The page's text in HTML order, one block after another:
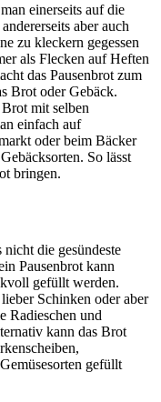
einerseits auf die
aber auch
zu kleckern gegessen
als Flecken auf Heften
das Pausenbrot zum
Brot oder Gebäck.
mit selben
einfach auf
oder beim Bäcker
So lässt
bringen.
die gesündeste
Pausenbrot kann
gefüllt werden.
Schinken oder aber
Radieschen und
kann das Brot
gefüllt